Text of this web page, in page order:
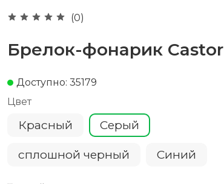
(0)
Брелок-фонарик Castor
Доступно: 35179
Цвет
Красный Серый
сплошной черный Cиний